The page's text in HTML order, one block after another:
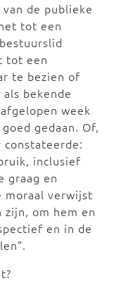
de publieke
tot een
tot een
te bezien of
bekende
week
gedaan. Of,
inclusief
graag en
moraal verwijst
zijn, om hem en
en in de